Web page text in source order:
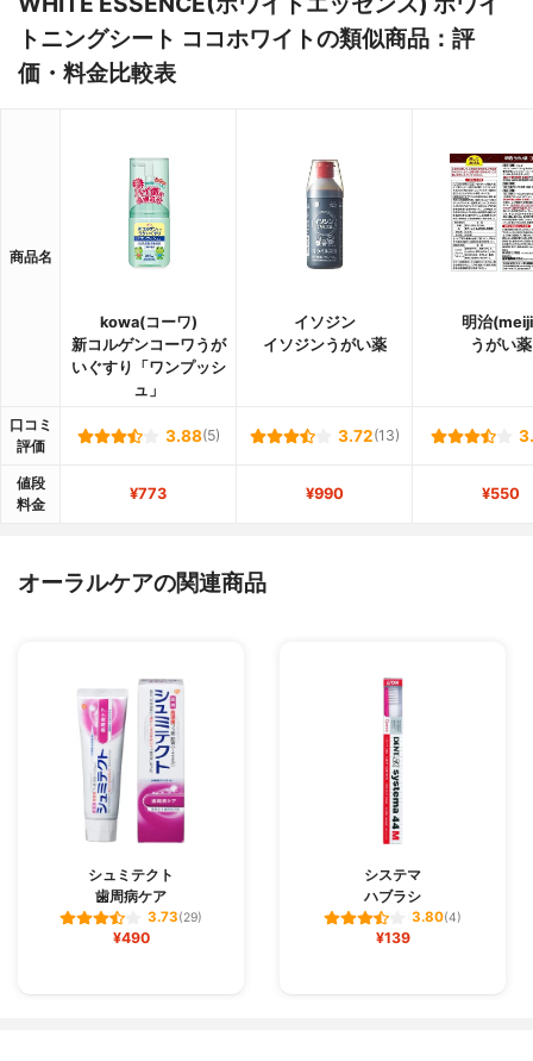
トニングシート ココホワイトの類似商品：評
価・料金比較表
商品名
kowa(コーワ)
新コルゲンコーワうが
いぐすり「ワンプッシ
ュ」
イソジン
イソジンうがい薬
明治
うがい薬
口コミ
評価
3.88(5) 3.72(13)
値段
料金
¥773 ¥990 ¥550
オーラルケアの関連商品
シュミテクト
歯周病ケア
3.73(29)
¥490
システマ
ハブラシ
3.80(4)
¥139